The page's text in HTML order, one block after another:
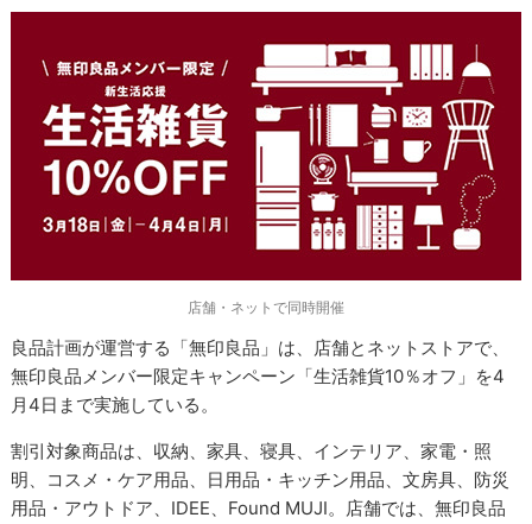
店舗・ネットで同時開催
良品計画が運営する「無印良品」は、店舗とネットストアで、
無印良品メンバー限定キャンペーン「生活雑貨10％オフ」を4
月4日まで実施している。
割引対象商品は、収納、家具、寝具、インテリア、家電・照
明、コスメ・ケア用品、日用品・キッチン用品、文房具、防災
用品・アウトドア、IDEE、Found MUJI。店舗では、無印良品